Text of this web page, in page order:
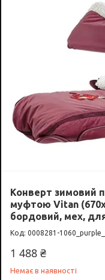
Конверт зимовий
муфтою Vitan
бордовий, мех,
0008281-
1 488 ₴
Немає в наявності